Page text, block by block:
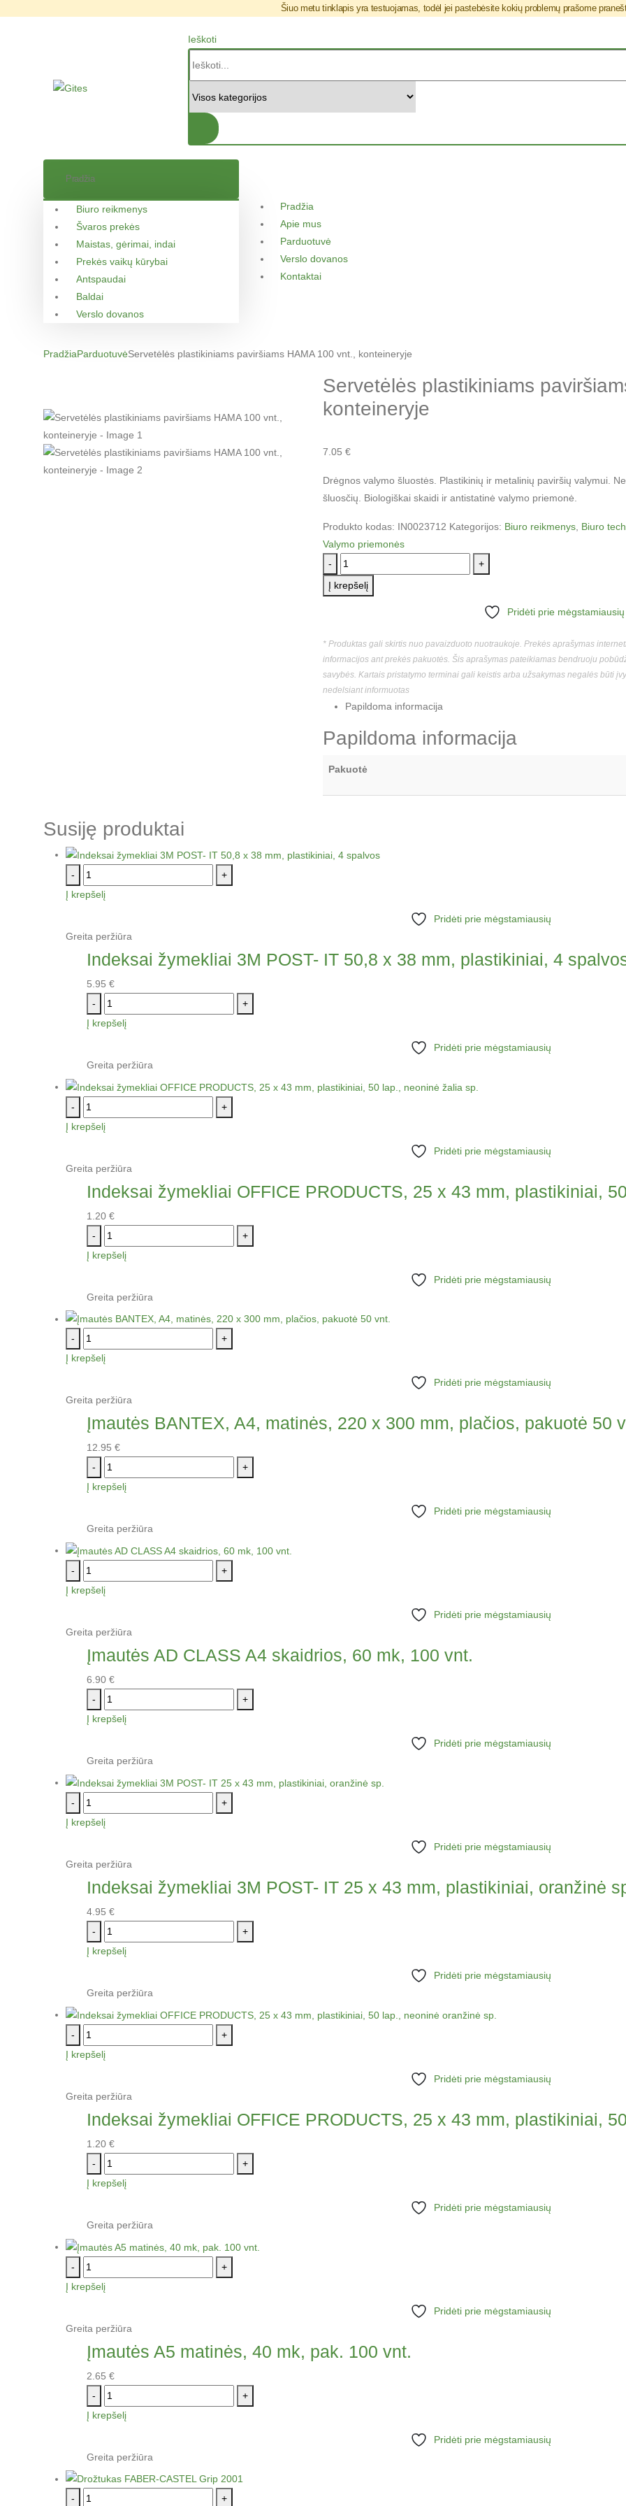
Šiuo metu tinklapis yra testuojamas, todėl jei pastebėsite kokių problemų prašome
Ieškoti
Pradžia
Biuro reikmenys
Švaros prekės
Maistas, gėrimai, indai
Prekės vaikų kūrybai
Antspaudai
Baldai
Verslo dovanos
Pradžia
Apie mus
Parduotuvė
Verslo dovanos
Kontaktai
PradžiaParduotuvėServetėlės plastikiniams paviršiams HAMA 100 vnt., konteineryje
Servetėlės plastikiniams
konteineryje
7.05 €
Drėgnos valymo šluostės. Plastikinių ir metalinių paviršių valymui.
šluosčių. Biologiškai skaidi ir antistatinė valymo priemonė.
Produkto kodas: IN0023712 Kategorijos: Biuro reikmenys Biuro
Valymo priemonės
-
+
Į krepšelį
Pridėti prie mėgstamiausių
* Produktas gali skirtis nuo pavaizduoto nuotraukoje. Prekės aprašymas
informacijos ant prekės pakuotės. Šis aprašymas pateikiamas bendruoju
savybės. Kartais pristatymo terminai gali keistis arba užsakymas negalės būti
nedelsiant informuotas
Papildoma informacija
Papildoma informacija
Pakuotė
Susiję produktai
-
+
Į krepšelį
Pridėti prie mėgstamiausių
Greita peržiūra
Indeksai žymekliai 3M POST- IT 50,8 x 38 mm, plastikiniai, 4
5.95 €
-
+
Į krepšelį
Pridėti prie mėgstamiausių
Greita peržiūra
-
+
Į krepšelį
Pridėti prie mėgstamiausių
Greita peržiūra
Indeksai žymekliai OFFICE PRODUCTS, 25 x 43 mm, plastikiniai,
1.20 €
-
+
Į krepšelį
Pridėti prie mėgstamiausių
Greita peržiūra
-
+
Į krepšelį
Pridėti prie mėgstamiausių
Greita peržiūra
Įmautės BANTEX, A4, matinės, 220 x 300 mm, plačios, pakuotė 50
12.95 €
-
+
Į krepšelį
Pridėti prie mėgstamiausių
Greita peržiūra
-
+
Į krepšelį
Pridėti prie mėgstamiausių
Greita peržiūra
Įmautės AD CLASS A4 skaidrios, 60 mk, 100 vnt.
6.90 €
-
+
Į krepšelį
Pridėti prie mėgstamiausių
Greita peržiūra
-
+
Į krepšelį
Pridėti prie mėgstamiausių
Greita peržiūra
Indeksai žymekliai 3M POST- IT 25 x 43 mm, plastikiniai, oranžinė
4.95 €
-
+
Į krepšelį
Pridėti prie mėgstamiausių
Greita peržiūra
-
+
Į krepšelį
Pridėti prie mėgstamiausių
Greita peržiūra
Indeksai žymekliai OFFICE PRODUCTS, 25 x 43 mm, plastikiniai,
1.20 €
-
+
Į krepšelį
Pridėti prie mėgstamiausių
Greita peržiūra
-
+
Į krepšelį
Pridėti prie mėgstamiausių
Greita peržiūra
Įmautės A5 matinės, 40 mk, pak. 100 vnt.
2.65 €
-
+
Į krepšelį
Pridėti prie mėgstamiausių
Greita peržiūra
- +